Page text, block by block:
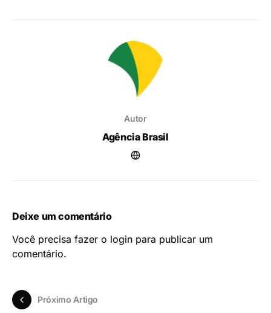
Autor
Agência Brasil
Deixe um comentário
Você precisa fazer o login para publicar um
comentário.
Próximo Artigo